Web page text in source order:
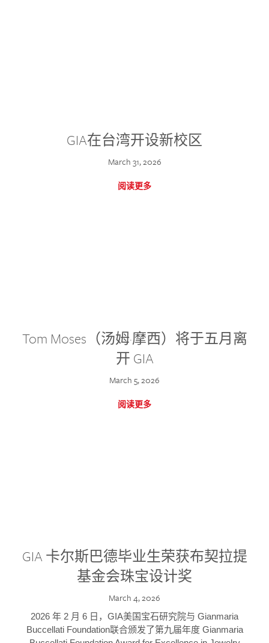
GIA在台湾开设新校区
March 31, 2026
阅读更多
Tom Moses（汤姆·摩西）将于五月离
开 GIA
March 5, 2026
阅读更多
GIA 卡尔斯巴德毕业生荣获布契拉提
基金会珠宝设计奖
March 4, 2026
2026 年 2 月 6 日，GIA美国宝石研究院与 Gianmaria
Buccellati Foundation联合颁发了第九届年度 Gianmaria